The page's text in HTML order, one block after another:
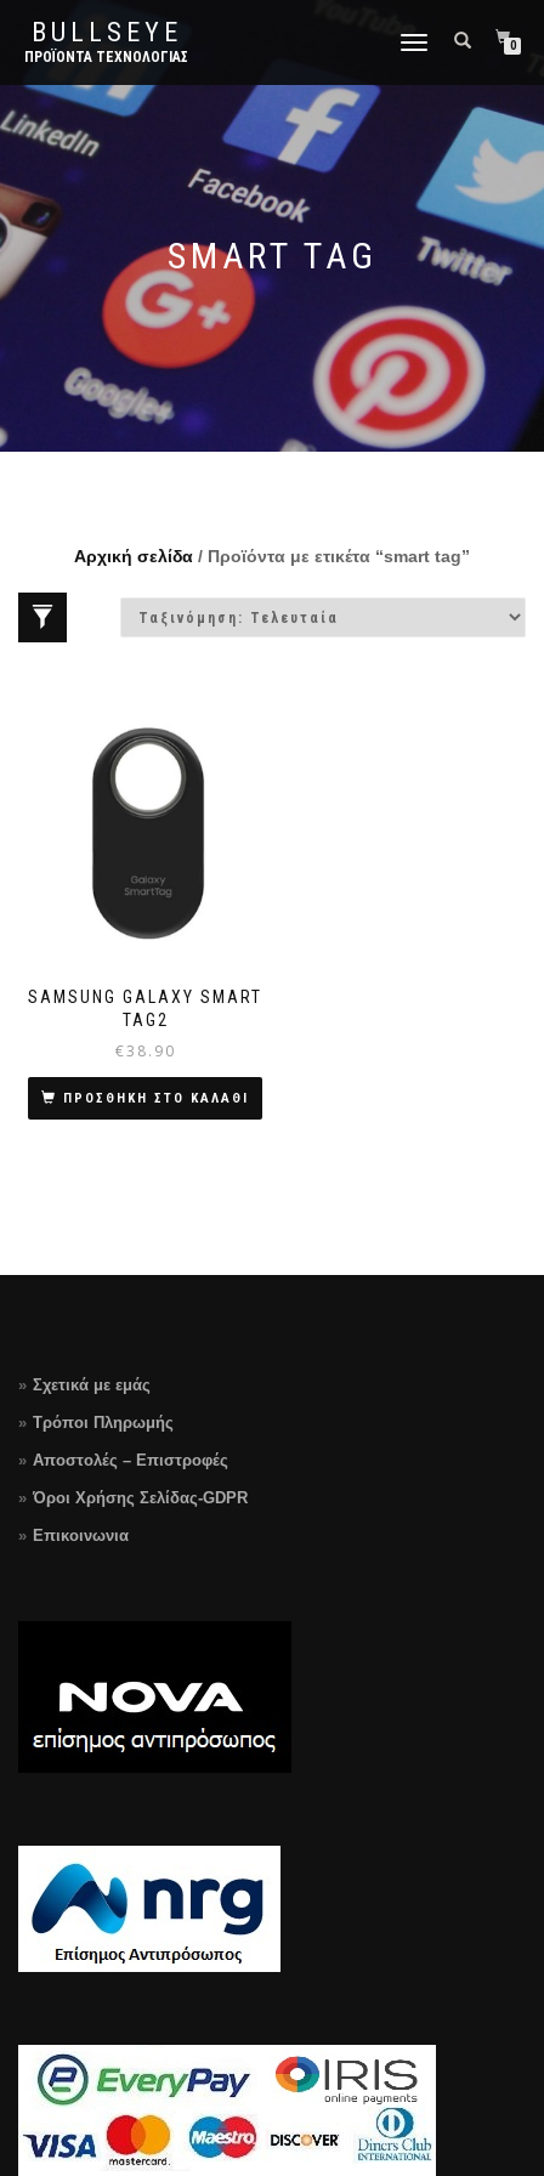
BULLSEYE
ΠΡΟΪΌΝΤΑ ΤΕΧΝΟΛΟΓΊΑΣ
ΕΝΑΛΛΑΓΉ
0
SMART TAG
Αρχική σελίδα / Προϊόντα με ετικέτα “smart tag”
SAMSUNG GALAXY SMART
TAG2
€38.90
ΠΡΟΣΘΗΚΗ ΣΤΟ ΚΑΛΑΘΙ
Σχετικά με εμάς
Τρόποι Πληρωμής
Αποστολές – Επιστροφές
Όροι Χρήσης Σελίδας-GDPR
Επικοινωνια